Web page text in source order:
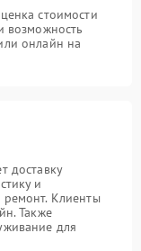
стоимости
возможность
онлайн на
доставку
и
ремонт. Клиенты
Также
для